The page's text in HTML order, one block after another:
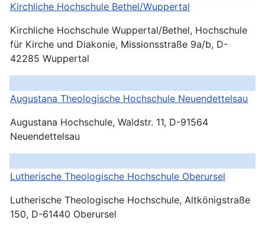
Kirchliche Hochschule Bethel/Wuppertal
Kirchliche Hochschule Wuppertal/Bethel, Hochschule
für Kirche und Diakonie, Missionsstraße 9a/b, D-
42285 Wuppertal
Augustana Theologische Hochschule Neuendettelsau
Augustana Hochschule, Waldstr. 11, D-91564
Neuendettelsau
Lutherische Theologische Hochschule Oberursel
Lutherische Theologische Hochschule, Altkönigstraße
150, D-61440 Oberursel